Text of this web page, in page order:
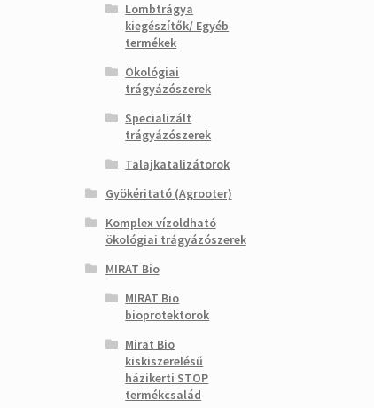
Lombtrágya
kiegészítők/ Egyéb
termékek
Ökológiai
trágyázószerek
Specializált
trágyázószerek
Talajkatalizátorok
Gyökéritató (Agrooter)
Komplex vízoldható
ökológiai trágyázószerek
MIRAT Bio
MIRAT Bio
bioprotektorok
Mirat Bio
kiskiszerelésű
házikerti STOP
termékcsalád